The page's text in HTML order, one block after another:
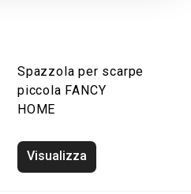
Spazzola per scarpe
piccola FANCY
HOME
Visualizza